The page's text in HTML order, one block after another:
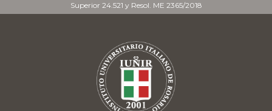
Superior 24.521 y Resol. ME 2365/2018